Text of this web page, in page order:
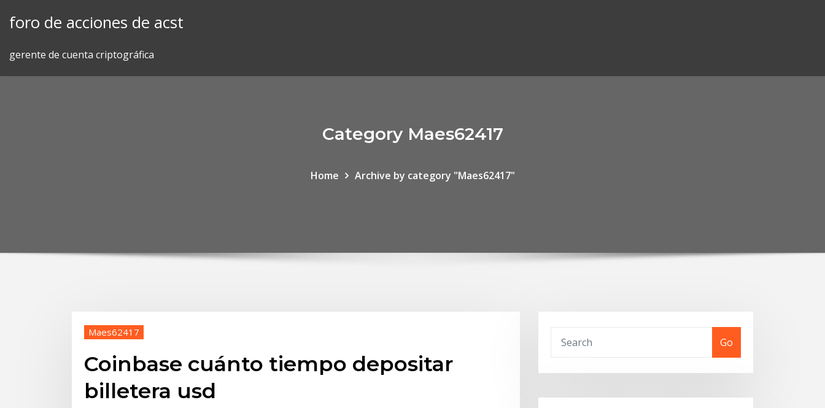
foro de acciones de acst
gerente de cuenta criptográfica
Category Maes62417
Home Archive by category "Maes62417"
Maes62417
Coinbase cuánto tiempo depositar
billetera usd
Go